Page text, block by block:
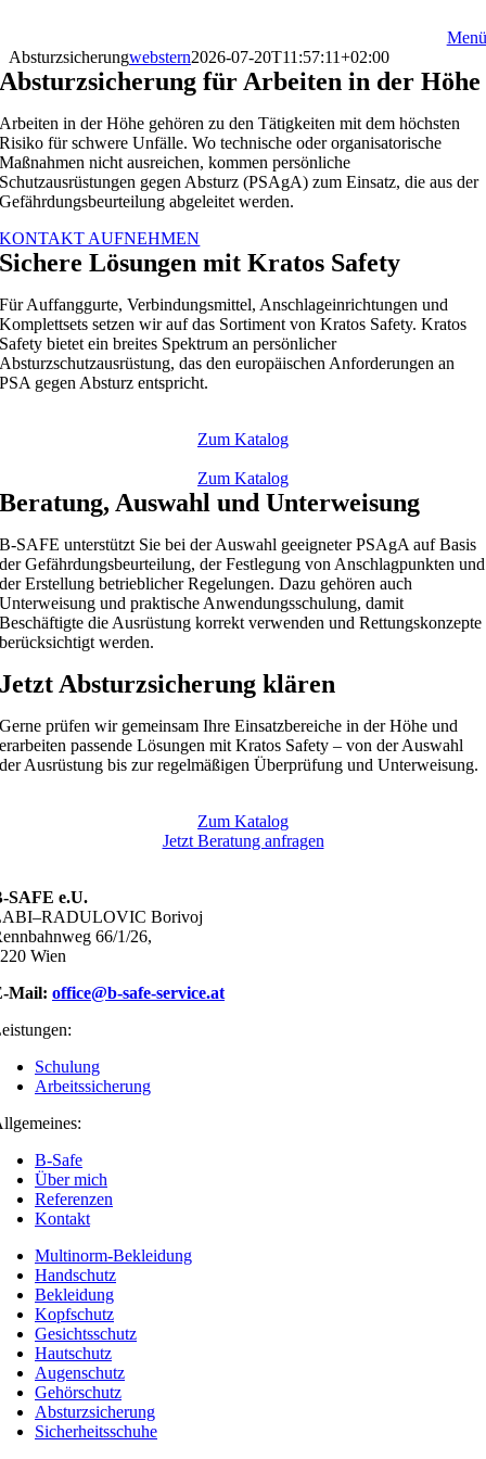
springen
Menü
Absturzsicherungwebstern2026-07-20T11:57:11+02:00
Absturzsicherung für Arbeiten in der Höhe
Arbeiten in der Höhe gehören zu den Tätigkeiten mit dem höchsten
Risiko für schwere Unfälle. Wo technische oder organisatorische
Maßnahmen nicht ausreichen, kommen persönliche
Schutzausrüstungen gegen Absturz (PSAgA) zum Einsatz, die aus der
Gefährdungsbeurteilung abgeleitet werden.
KONTAKT AUFNEHMEN
Sichere Lösungen mit Kratos Safety
Für Auffanggurte, Verbindungsmittel, Anschlageinrichtungen und
Komplettsets setzen wir auf das Sortiment von Kratos Safety. Kratos
Safety bietet ein breites Spektrum an persönlicher
Absturzschutzausrüstung, das den europäischen Anforderungen an
PSA gegen Absturz entspricht.
Zum Katalog
Zum Katalog
Beratung, Auswahl und Unterweisung
B-SAFE unterstützt Sie bei der Auswahl geeigneter PSAgA auf Basis
der Gefährdungsbeurteilung, der Festlegung von Anschlagpunkten und
der Erstellung betrieblicher Regelungen. Dazu gehören auch
Unterweisung und praktische Anwendungsschulung, damit
Beschäftigte die Ausrüstung korrekt verwenden und Rettungskonzepte
berücksichtigt werden.
Jetzt Absturzsicherung klären
Gerne prüfen wir gemeinsam Ihre Einsatzbereiche in der Höhe und
erarbeiten passende Lösungen mit Kratos Safety – von der Auswahl
der Ausrüstung bis zur regelmäßigen Überprüfung und Unterweisung.
Zum Katalog
Jetzt Beratung anfragen
SAFE e.U.
Borivoj
66/1/26,
Wien
Mail: office@b-safe-service.at
Schulung
Arbeitssicherung
B-Safe
Über mich
Referenzen
Kontakt
Multinorm-Bekleidung
Handschutz
Bekleidung
Kopfschutz
Gesichtsschutz
Hautschutz
Augenschutz
Gehörschutz
Absturzsicherung
Sicherheitsschuhe